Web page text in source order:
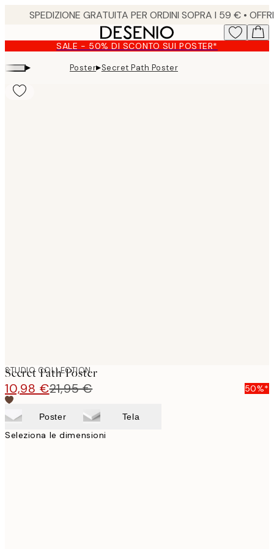
content.
SALE - 50% DI SCONTO SUI POSTER*
▸ Poster▸Secret Path Poster
STUDIO COLLECTION
Secret Path Poster
10,98 €21,95 € 50%*
Poster Tela
Seleziona le dimensioni